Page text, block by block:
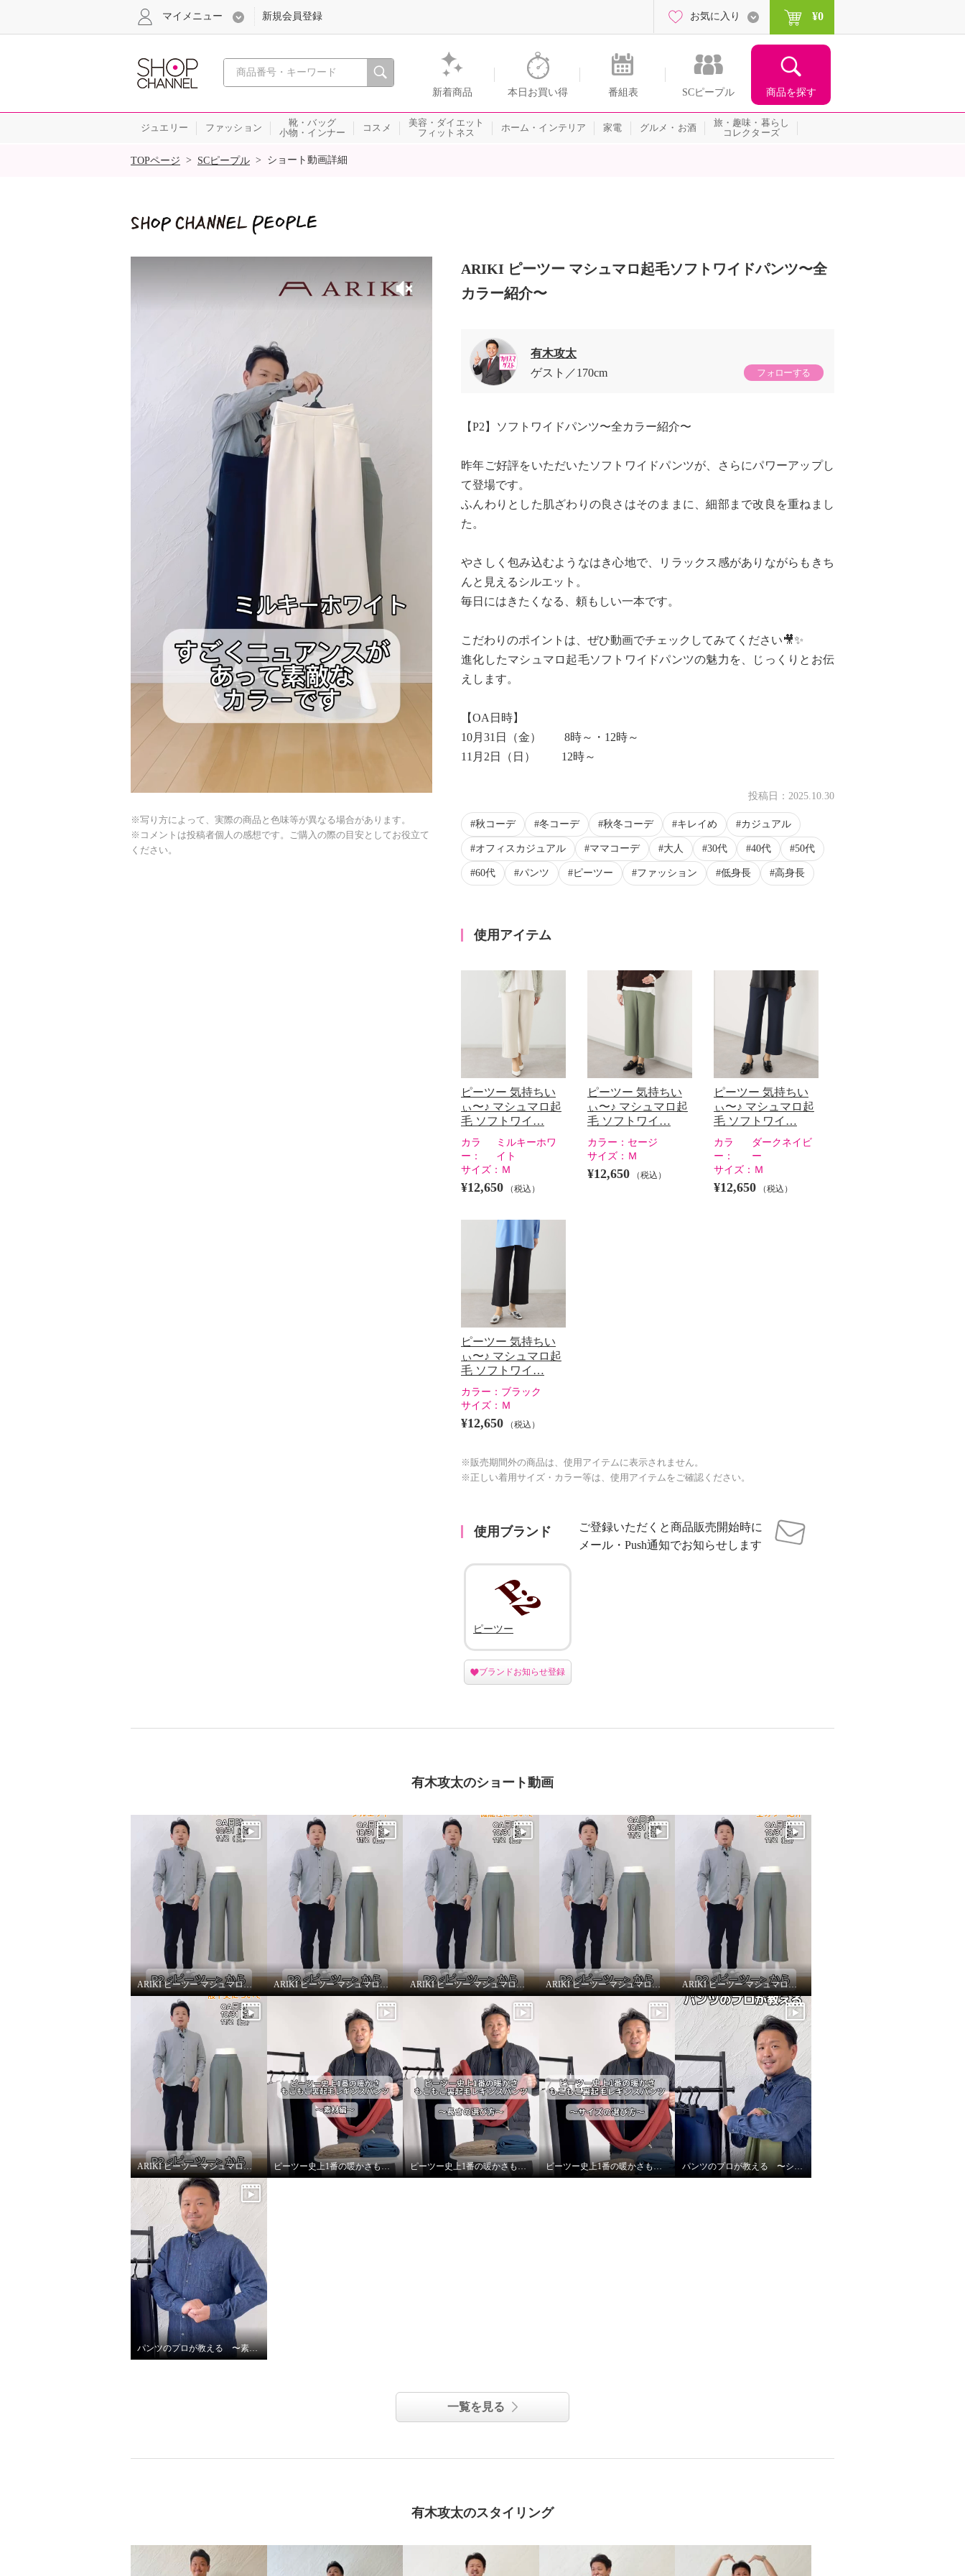
心おどる、瞬間を。通販・テレビショッピングのショップチャンネル
新着商品 本日お買い得 番組表 SCピープル 商品を探す
マイメニュー 新規会員登録 お気に入り ¥0
ジュエリー ファッション
靴・バッグ
小物・インナー
コスメ
美容・ダイエット
フィットネス
ホーム・インテリア 家電 グルメ・お酒
旅・趣味・暮らし
コレクターズ
SALE
TOPページ > SCピープル > ショート動画詳細
ピーツー 気持ちいぃ〜♪ マシュ
マロ起毛 ソフトワイドパンツ
ミルキーホワイト Ｍ
¥0
※写り方によって、実際の商品と色味等が異なる場合があります。
※コメントは投稿者個人の感想です。ご購入の際の目安としてお役立て
ください。
ARIKI ピーツー マシュマロ起毛ソフトワイドパンツ〜全
カラー紹介〜
有木攻太
ゲスト
170cm フォローする
【P2】ソフトワイドパンツ〜全カラー紹介〜
昨年ご好評をいただいたソフトワイドパンツが、さらにパワーアップし
て登場です。
ふんわりとした肌ざわりの良さはそのままに、細部まで改良を重ねまし
た。
やさしく包み込むようなはき心地で、リラックス感がありながらもきち
んと見えるシルエット。
毎日にはきたくなる、頼もしい一本です。
こだわりのポイントは、ぜひ動画でチェックしてみてください🎥✨
進化したマシュマロ起毛ソフトワイドパンツの魅力を、じっくりとお伝
えします。
【OA日時】
10月31日（金） 8時～・12時～
11月2日（日） 12時～
投稿日： 2025.10.30
秋コーデ 冬コーデ 秋冬コーデ キレイめ カジュアル
オフィスカジュアル ママコーデ 大人 30代 40代 50代
60代 パンツ ピーツー ファッション 低身長 高身長
使用アイテム
ピーツー 気持ちい
ぃ〜♪ マシュマロ起
毛 ソフトワイ…
カラ
ー：
ミルキーホワ
イト
サイズ： Ｍ
¥12,650 （税込）
ピーツー 気持ちい
ぃ〜♪ マシュマロ起
毛 ソフトワイ…
カラー： セージ
サイズ： Ｍ
¥12,650 （税込）
ピーツー 気持ちい
ぃ〜♪ マシュマロ起
毛 ソフトワイ…
カラ
ー：
ダークネイビ
ー
サイズ： Ｍ
¥12,650 （税込）
ピーツー 気持ちい
ぃ〜♪ マシュマロ起
毛 ソフトワイ…
カラー： ブラック
サイズ： Ｍ
¥12,650 （税込）
※販売期間外の商品は、使用アイテムに表示されません。
※正しい着用サイズ・カラー等は、使用アイテムをご確認ください。
使用ブランド
ご登録いただくと商品販売開始時に
メール・Push通知でお知らせします
ピーツー
ブランドお知らせ登録
有木攻太のショート動画
ARIKI ピーツー マシュマロ起毛ソフトワイドパンツ〜改善ポイント①〜 ARIKI ピーツー マシュマロ起毛ソフトワイドパンツ〜シルエット〜 ARIKI ピーツー マシュマロ起毛ソフトワイドパンツ〜機能性について〜 ARIKI ピーツー マシュマロ起毛ソフトワイドパンツ〜改善ポイント②〜 ARIKI ピーツー マシュマロ起毛ソフトワイドパンツ〜全カラー紹介〜
ARIKI ピーツー マシュマロ起毛ソフトワイドパンツ〜股下丈について〜 ピーツー史上1番の暖かさもこもこ裏起毛レギンスパンツ〜素材編〜 ピーツー史上1番の暖かさもこもこ裏起毛レギンスパンツ〜長さの選び方〜 ピーツー史上1番の暖かさもこもこ裏起毛レギンスパンツ〜サイズの選び方〜 パンツのプロが教える 〜シルエット編〜
パンツのプロが教える 〜素材編〜
一覧を見る
有木攻太のスタイリング